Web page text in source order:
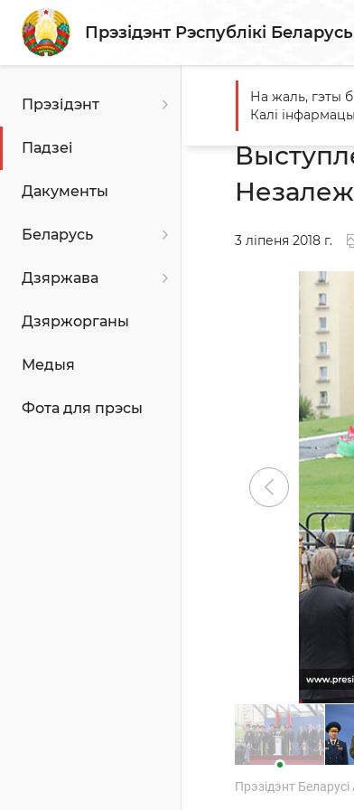
Прэзідэнт Рэспублікі Беларусь
Прэзідэнт
Падзеі
Дакументы
Беларусь
Дзяржава
Дзяржорганы
Медыя
Фота для прэсы
Галоўная Падзеі
3 ліпеня 2018 г.
Прэзідэнт
На жаль, гэты
Калі